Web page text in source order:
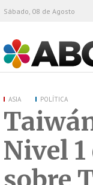
ABC
Sábado, 08 de Agosto
ASIA POLÍTICA
Nivel